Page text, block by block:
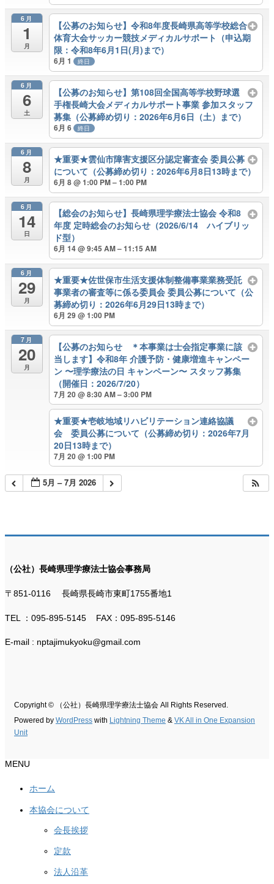
6月
1
月
【公募のお知らせ】令和8年度長崎県高等学校総合
体育大会サッカー競技メディカルサポート（申込期
限：令和8年6月1日(月)まで）
6月 1 終日
6月
6
土
【公募のお知らせ】第108回全国高等学校野球選
手権長崎大会メディカルサポート事業 参加スタッフ
募集（公募締め切り：2026年6月6日（土）まで）
6月 6 終日
6月
8
月
★重要★雲仙市障害支援区分認定審査会 委員公募
について（公募締め切り：2026年6月8日13時まで）
6月 8 @ 1:00 PM – 1:00 PM
6月
14
日
【総会のお知らせ】長崎県理学療法士協会 令和8
年度 定時総会のお知らせ（2026/6/14 ハイブリッ
ド型）
6月 14 @ 9:45 AM – 11:15 AM
6月
29
月
★重要★佐世保市生活支援体制整備事業業務受託
事業者の審査等に係る委員会 委員公募について（公
募締め切り：2026年6月29日13時まで）
6月 29 @ 1:00 PM
7月
20
月
【公募のお知らせ ＊本事業は士会指定事業に該
当します】令和8年 介護予防・健康増進キャンペー
ン 〜理学療法の⽇ キャンペーン〜 スタッフ募集
（開催日：2026/7/20）
7月 20 @ 8:30 AM – 3:00 PM
★重要★壱岐地域リハビリテーション連絡協議
会 委員公募について（公募締め切り：2026年7月
20日13時まで）
7月 20 @ 1:00 PM
5月 – 7月 2026
（公社）長崎県理学療法士協会事務局
〒851-0116 長崎県長崎市東町1755番地1
TEL ：095-895-5145 FAX：095-895-5146
E-mail : nptajimukyoku@gmail.com
Copyright © （公社）長崎県理学療法士協会 All Rights Reserved.
Powered by WordPress with Lightning Theme & VK All in One Expansion
Unit
MENU
ホーム
本協会について
会長挨拶
定款
法人沿革